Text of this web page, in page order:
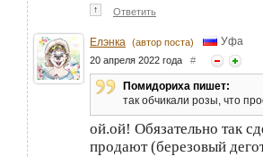
↑ Ответить
Елэнка (автор поста) Уфа
20 апреля 2022 года #
Помидориха пишет:
так обчикали розы, что
ой.ой! Обязательно так
продают (березовый